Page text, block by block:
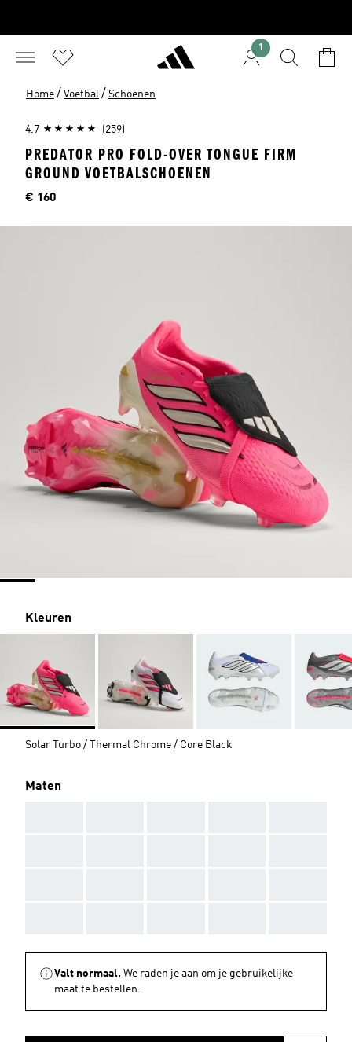
1
Home / Voetbal / Schoenen
4.7 (259)
PREDATOR PRO FOLD-OVER TONGUE FIRM
GROUND VOETBALSCHOENEN
Price
€ 160
Kleuren
Solar Turbo / Thermal Chrome / Core Black
Maten
Valt normaal. We raden je aan om je gebruikelijke
maat te bestellen.